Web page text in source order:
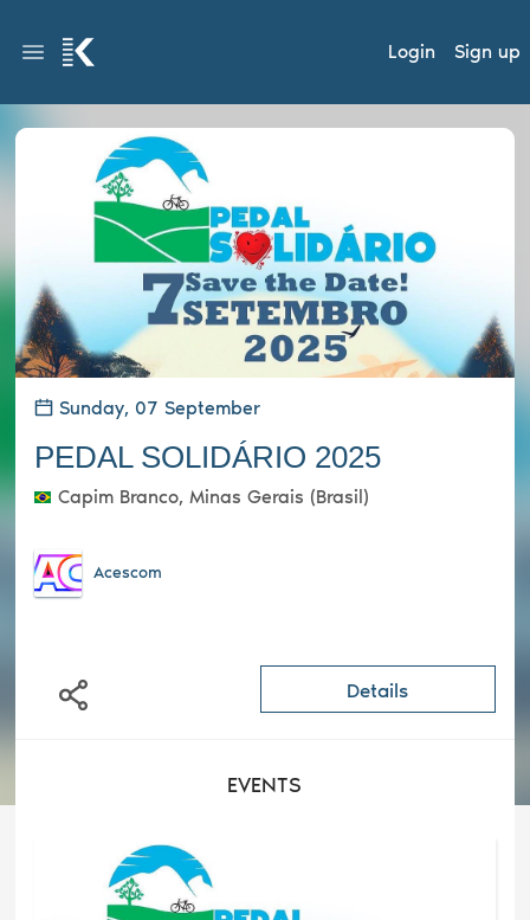
Login Sign up
Sunday, 07 September
PEDAL SOLIDÁRIO 2025
Capim Branco, Minas Gerais (Brasil)
Acescom
Details
EVENTS